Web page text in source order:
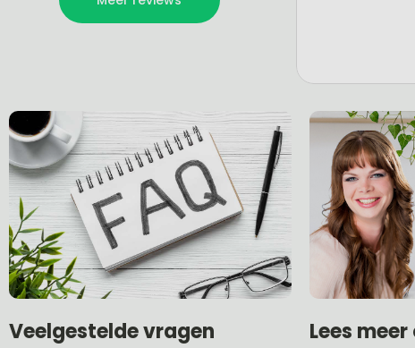
Veelgestelde vragen Lees